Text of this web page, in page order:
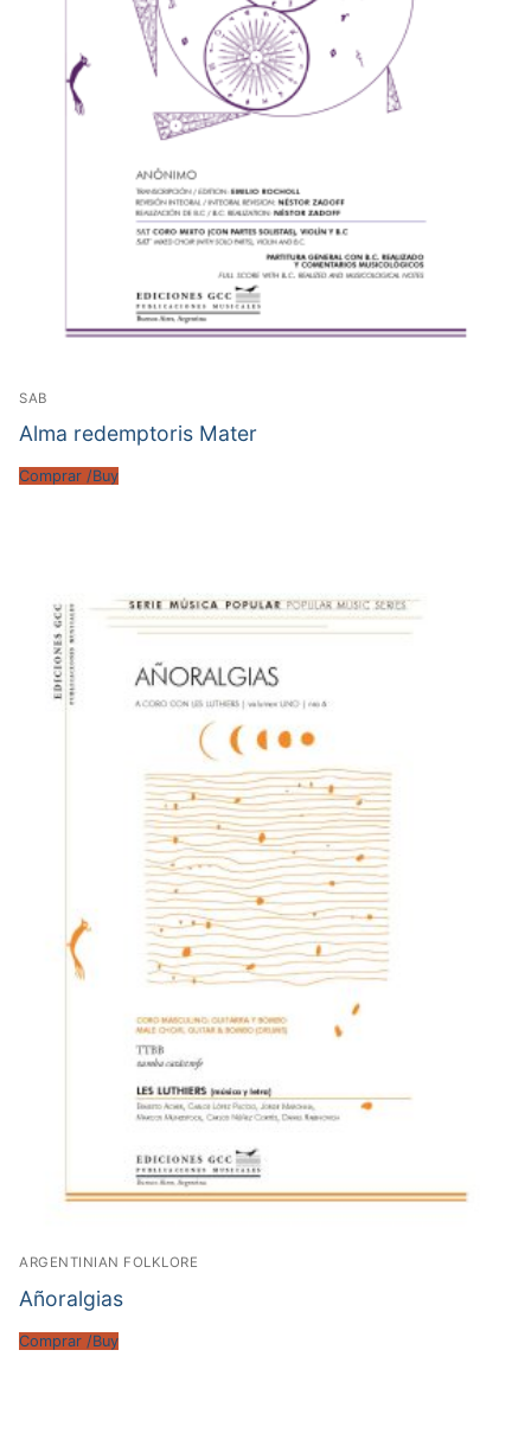
SAB
Alma redemptoris Mater
Comprar /Buy
ARGENTINIAN FOLKLORE
Añoralgias
Comprar /Buy